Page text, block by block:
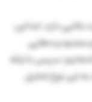
دارد، اما این
محدودیت‌هایی
سپس با ارائه
این نوع تحلیل